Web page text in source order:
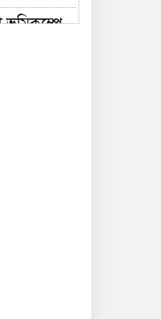
ভূমিকম্পে
সভাপতি
মারমা
চিঠি